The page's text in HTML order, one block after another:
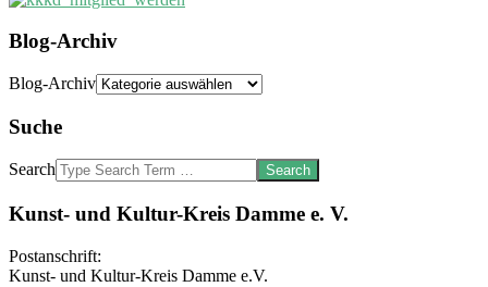
Blog-Archiv
Blog-Archiv
Suche
Search
Kunst- und Kultur-Kreis Damme e. V.
Postanschrift:
Kunst- und Kultur-Kreis Damme e.V.